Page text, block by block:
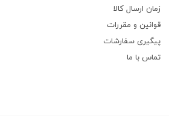
زمان ارسال کالا
قوانین و مقررات
پیگیری سفارشات
تماس با ما